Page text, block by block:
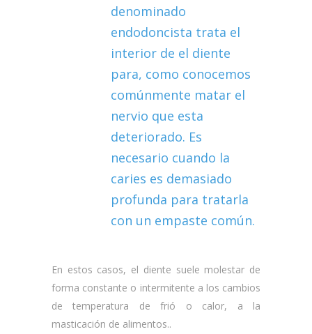
denominado
endodoncista trata el
interior de el diente
para, como conocemos
comúnmente matar el
nervio que esta
deteriorado. Es
necesario cuando la
caries es demasiado
profunda para tratarla
con un empaste común.
En estos casos, el diente suele molestar de
forma constante o intermitente a los cambios
de temperatura de frió o calor, a la
masticación de alimentos..